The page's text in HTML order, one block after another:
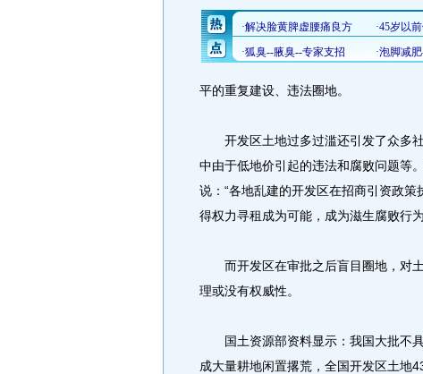
平的重复建设、违法圈地。
开发区土地过多过滥还引发了众多社
中由于低地价引起的违法和腐败问题等
说：“各地乱建的开发区在招商引资政
得权力寻租成为可能，成为滋生腐败行
而开发区在审批之后盲目圈地，对土
理或没有权威性。
国土资源部资料显示：我国大批不具
成大量耕地闲置撂荒，全国开发区土地